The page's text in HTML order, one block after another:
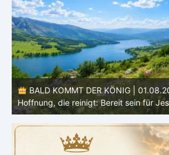
BALD KOMMT DER KÖNIG |
den Monat |
August – Heiligung und